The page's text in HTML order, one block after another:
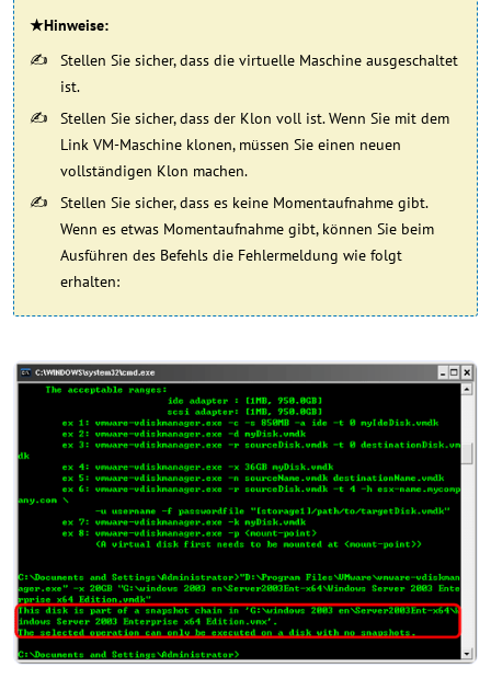
★Hinweise:
Stellen Sie sicher, dass die virtuelle Maschine ausgeschaltet
ist.
Stellen Sie sicher, dass der Klon voll ist. Wenn Sie mit dem
Link VM-Maschine klonen, müssen Sie einen neuen
vollständigen Klon machen.
Stellen Sie sicher, dass es keine Momentaufnahme gibt.
Wenn es etwas Momentaufnahme gibt, können Sie beim
Ausführen des Befehls die Fehlermeldung wie folgt
erhalten: